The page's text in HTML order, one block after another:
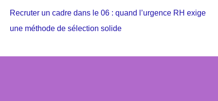
Recruter un cadre dans le 06 : quand l’urgence RH exige
une méthode de sélection solide